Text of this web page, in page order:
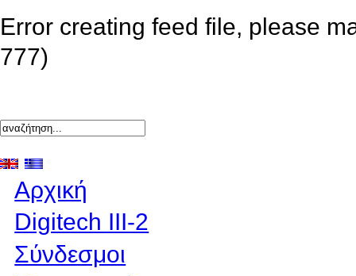
Error creating feed file, please
777)
Αρχική
Digitech III-2
Σύνδεσμοι